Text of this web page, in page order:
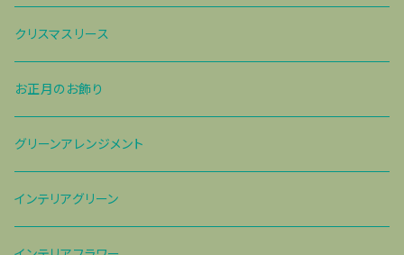
クリスマスリース
お正月のお飾り
グリーンアレンジメント
インテリアグリーン